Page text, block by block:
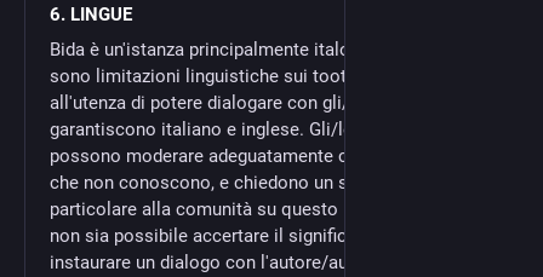
6. LINGUE
Bida è un'istanza principalmente italofona. Non ci
sono limitazioni linguistiche sui toot, ma è richiesta
all'utenza di potere dialogare con gli/le admin, che
garantiscono italiano e inglese. Gli/le admin non
possono moderare adeguatamente contenuti in lingue
che non conoscono, e chiedono un supporto
particolare alla comunità su questo punto. Qualora
non sia possibile accertare il significato di un toot né
instaurare un dialogo con l'autore/autrice si cancellerà